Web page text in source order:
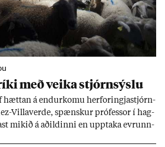
með veika stjórn­sýslu
hætt­an á end­ur­komu her­for­ingja­stjórn­
Villa­ver­de, spænsk­ur pró­fess­or í hag­
mik­ið á að­ild­inni en upp­taka evr­unn­